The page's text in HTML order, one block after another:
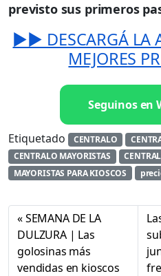
previsto sus primeros
▶️▶️ DESCARGÁ LA
MEJORES
Seguinos en
Etiquetado CENTRALO
CENTRALO MAYORISTAS
MAYORISTAS PARA KIOSCOS
SEMANA DE LA
DULZURA | Las
golosinas más
vendidas en kioscos